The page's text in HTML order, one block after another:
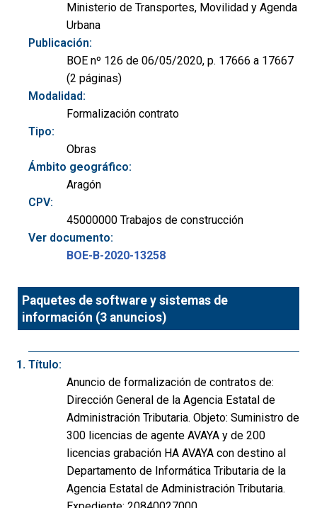
Ministerio de Transportes, Movilidad y Agenda
Urbana
Publicación:
BOE nº 126 de 06/05/2020, p. 17666 a 17667
(2 páginas)
Modalidad:
Formalización contrato
Tipo:
Obras
Ámbito geográfico:
Aragón
CPV:
45000000 Trabajos de construcción
Ver documento:
BOE-B-2020-13258
Paquetes de software y sistemas de
información (3 anuncios)
Título:
Anuncio de formalización de contratos de:
Dirección General de la Agencia Estatal de
Administración Tributaria. Objeto: Suministro de
300 licencias de agente AVAYA y de 200
licencias grabación HA AVAYA con destino al
Departamento de Informática Tributaria de la
Agencia Estatal de Administración Tributaria.